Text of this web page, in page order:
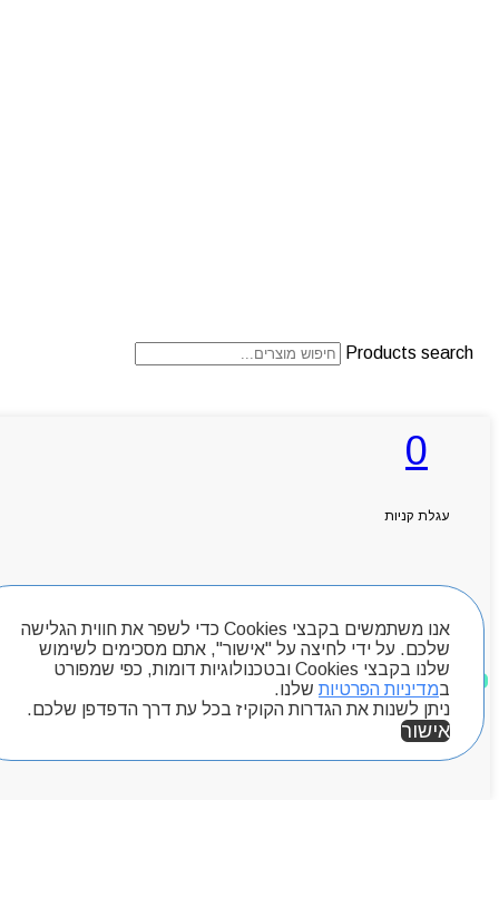
אנו משתמשים בקבצי Cookies כדי לשפר את חווית הגלישה
שלכם. על ידי לחיצה על "אישור", אתם מסכימים לשימוש
שלנו בקבצי Cookies ובטכנולוגיות דומות, כפי שמפורט
במדיניות הפרטיות שלנו.
ניתן לשנות את הגדרות הקוקיז בכל עת דרך הדפדפן שלכם.
אישור
0
עגלת קניות
חיפוש מוצרים
מוצרים שאהבתי
Products search
ראשי
אודותניו
המגזין
Byou